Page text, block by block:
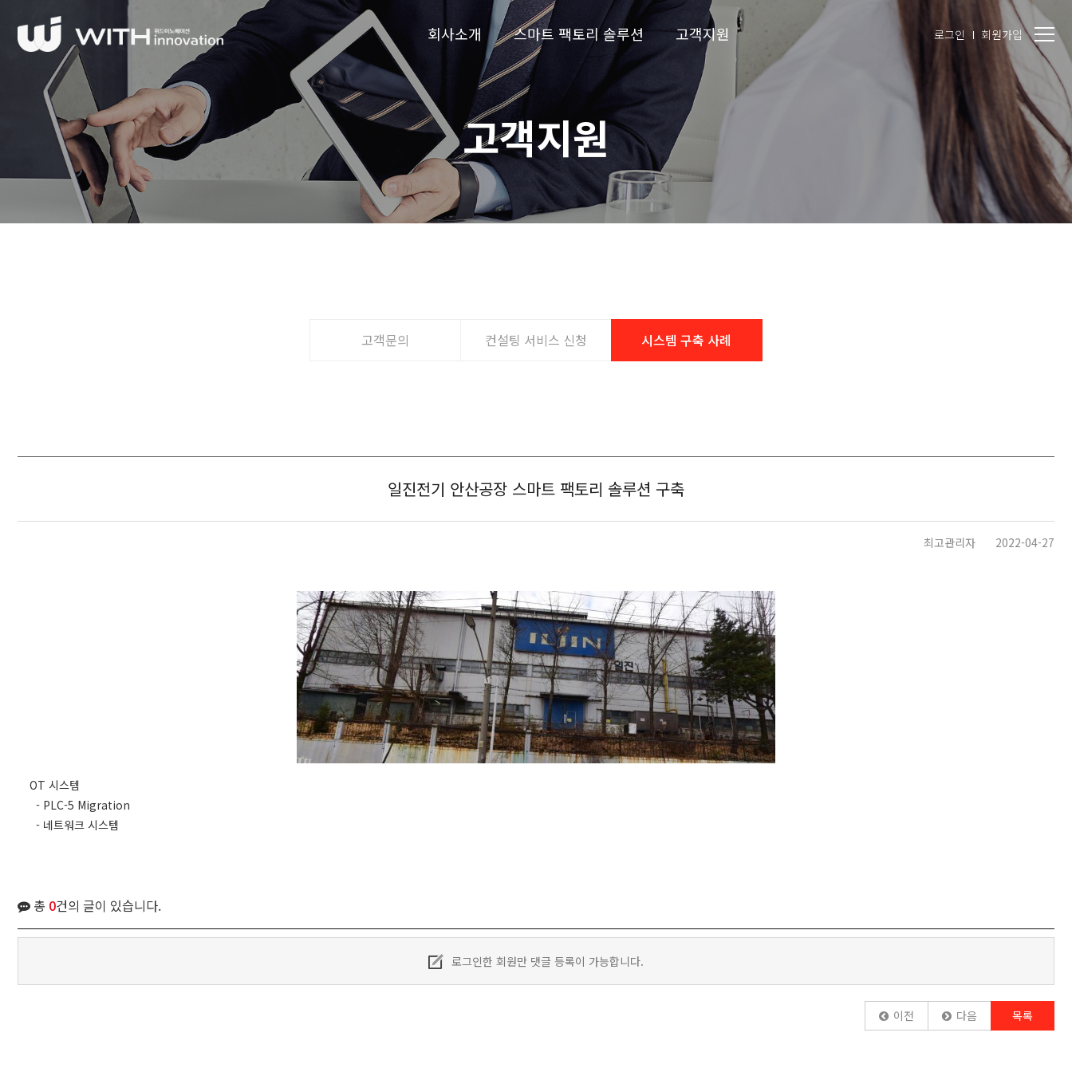
회사소개 스마트 팩토리 솔루션 고객지원 로그인 회원가입
고객지원
고객문의 컨설팅 서비스 신청 시스템 구축 사례
일진전기 안산공장 스마트 팩토리 솔루션 구축
최고관리자 2022-04-27
OT 시스템
- PLC-5 Migration
- 네트워크 시스템
총 0건의 글이 있습니다.
로그인한 회원만 댓글 등록이 가능합니다.
이전 다음 목록